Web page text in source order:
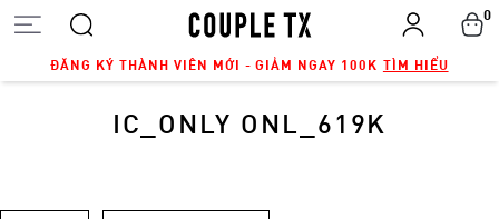
ĐĂNG KÝ THÀNH VIÊN MỚI - GIẢM NGAY 100K TÌM HIỂU
0
IC_ONLY ONL_619K